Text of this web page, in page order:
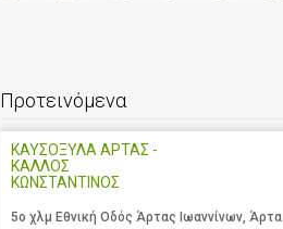
Προτεινόμενα
ΚΑΥΣΟΞΥΛΑ ΑΡΤΑΣ -
ΚΑΛΛΟΣ
ΚΩΝΣΤΑΝΤΙΝΟΣ
5ο χλμ Εθνική Οδός Άρτας Ιωαννίνων, Άρτα